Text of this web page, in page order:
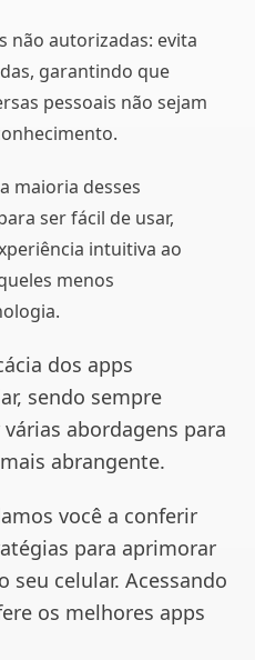
não autorizadas: evita
garantindo que
pessoais não sejam
maioria desses
ser fácil de usar,
intuitiva ao
menos
dos apps
sendo sempre
abordagens para
abrangente.
você a conferir
para aprimorar
seu celular. Acessando
os melhores apps